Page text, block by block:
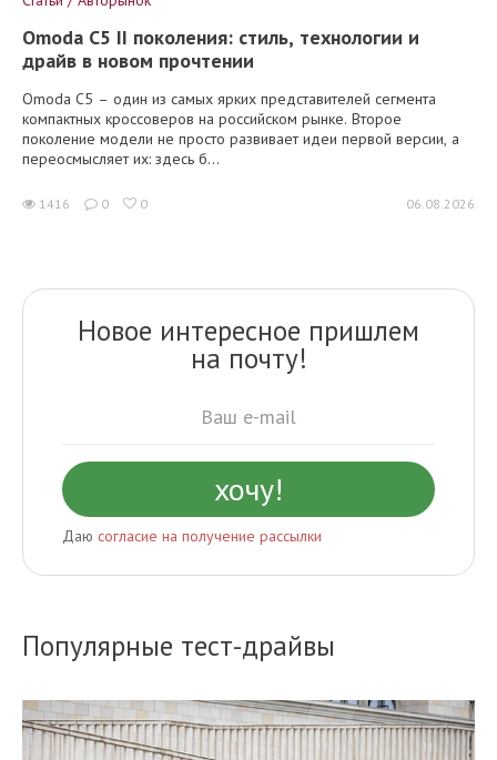
Omoda C5 II поколения: стиль, технологии и
драйв в новом прочтении
Omoda C5 – один из самых ярких представителей сегмента
компактных кроссоверов на российском рынке. Второе
поколение модели не просто развивает идеи первой версии, а
переосмысляет их: здесь б...
1416 0 0 06.08.2026
Новое интересное пришлем
на почту!
Даю согласие на получение рассылки
Популярные тест-драйвы